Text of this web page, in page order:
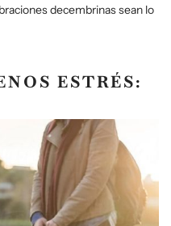
decembrinas sean lo
ESTRÉS: